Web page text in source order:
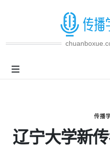
传播
辽宁大学新